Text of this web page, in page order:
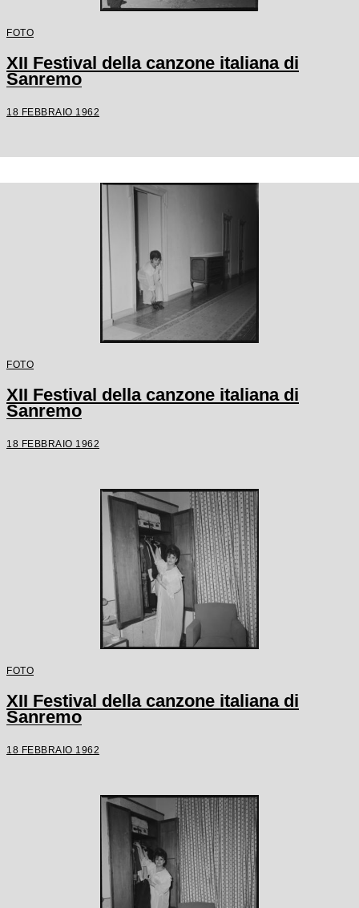
FOTO
XII Festival della canzone italiana di
Sanremo
18 FEBBRAIO 1962
FOTO
XII Festival della canzone italiana di
Sanremo
18 FEBBRAIO 1962
FOTO
XII Festival della canzone italiana di
Sanremo
18 FEBBRAIO 1962